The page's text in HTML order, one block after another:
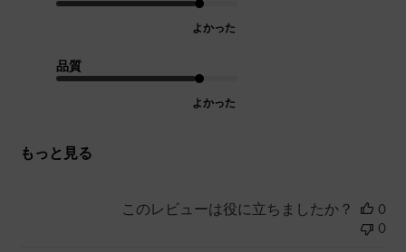
よかった
品質
よかった
もっと見る
このレビューは役に立ちましたか？
0
0